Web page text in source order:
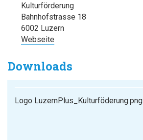
Kulturförderung
Bahnhofstrasse 18
6002 Luzern
Webseite
Downloads
Logo LuzernPlus_Kulturföderung.png